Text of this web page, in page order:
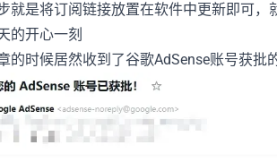
就是将订阅链接放置在软件中更新即可，
的开心一刻
的时候居然收到了谷歌AdSense账号获批